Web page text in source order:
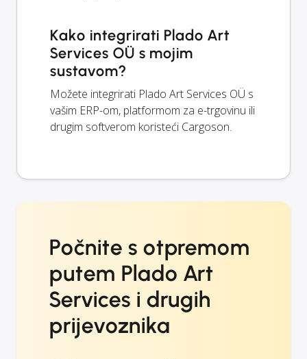
Kako integrirati Plado Art
Services OÜ s mojim
sustavom?
Možete integrirati Plado Art Services OÜ s
vašim ERP-om, platformom za e-trgovinu ili
drugim softverom koristeći Cargoson.
Počnite s otpremom
putem Plado Art
Services i drugih
prijevoznika